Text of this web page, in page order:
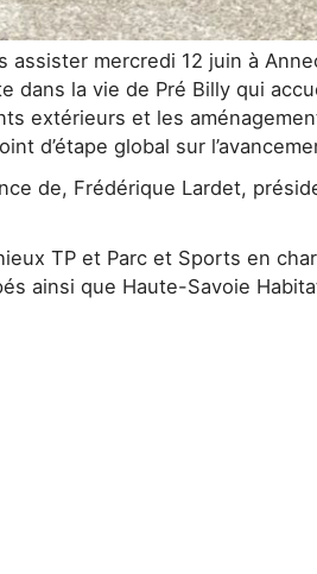
mercredi 12 juin à
dans la vie de Pré Billy qui
extérieurs et les
d’étape global sur
de, Frédérique Lardet,
TP et Parc et Sports en
ainsi que Haute-Savoie